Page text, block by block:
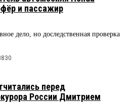
и пассажир
дело, но доследственная проверка
перед
России Дмитрием